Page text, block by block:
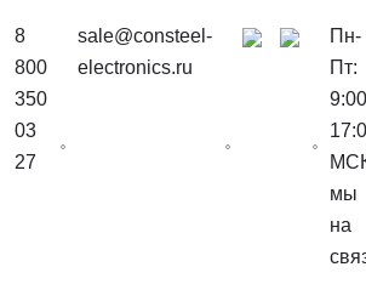
8
800
350
03
27
sale@consteel-
electronics.ru
Пн-
Пт:
мы
на